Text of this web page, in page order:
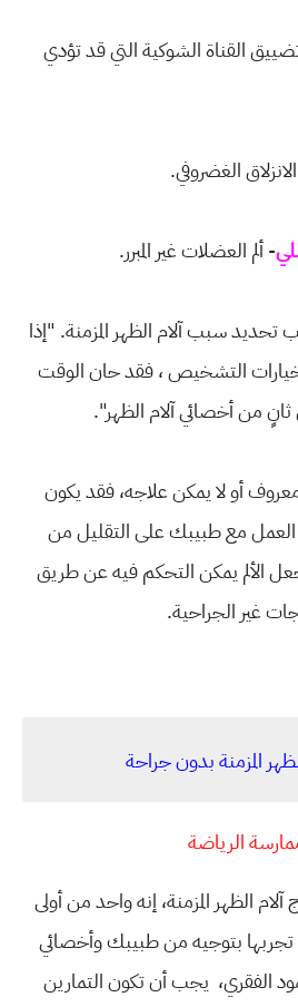
القناة الشوكية التي قد تؤدي
الغضروفي.
- ألم العضلات غير المبرر.
سبب آلام الظهر المزمنة. "إذا
التشخيص ، فقد حان الوقت
من أخصائي آلام الظهر".
معروف أو لا يمكن علاجه، فقد يكون
مع طبيبك على التقليل من
وجعل الألم يمكن التحكم فيه عن طريق
غير الجراحية.
المزمنة بدون جراحة
الرياضة
الظهر المزمنة، إنه واحد من أولى
بتوجيه من طبيبك وأخصائي
الفقري، يجب أن تكون التمارين